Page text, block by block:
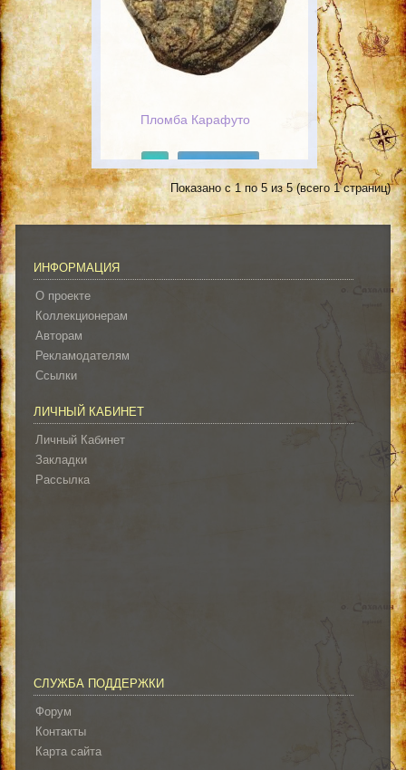
Пломба Карафуто
Показано с 1 по 5 из 5 (всего 1 страниц)
ИНФОРМАЦИЯ
О проекте
Коллекционерам
Авторам
Рекламодателям
Ссылки
ЛИЧНЫЙ КАБИНЕТ
Личный Кабинет
Закладки
Рассылка
СЛУЖБА ПОДДЕРЖКИ
Форум
Контакты
Карта сайта